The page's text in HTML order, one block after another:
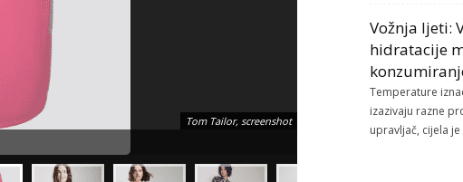
Tom Tailor, screenshot
Vožnja ljeti:
hidratacije
Temperature
izazivaju razne
upravljač, cijela